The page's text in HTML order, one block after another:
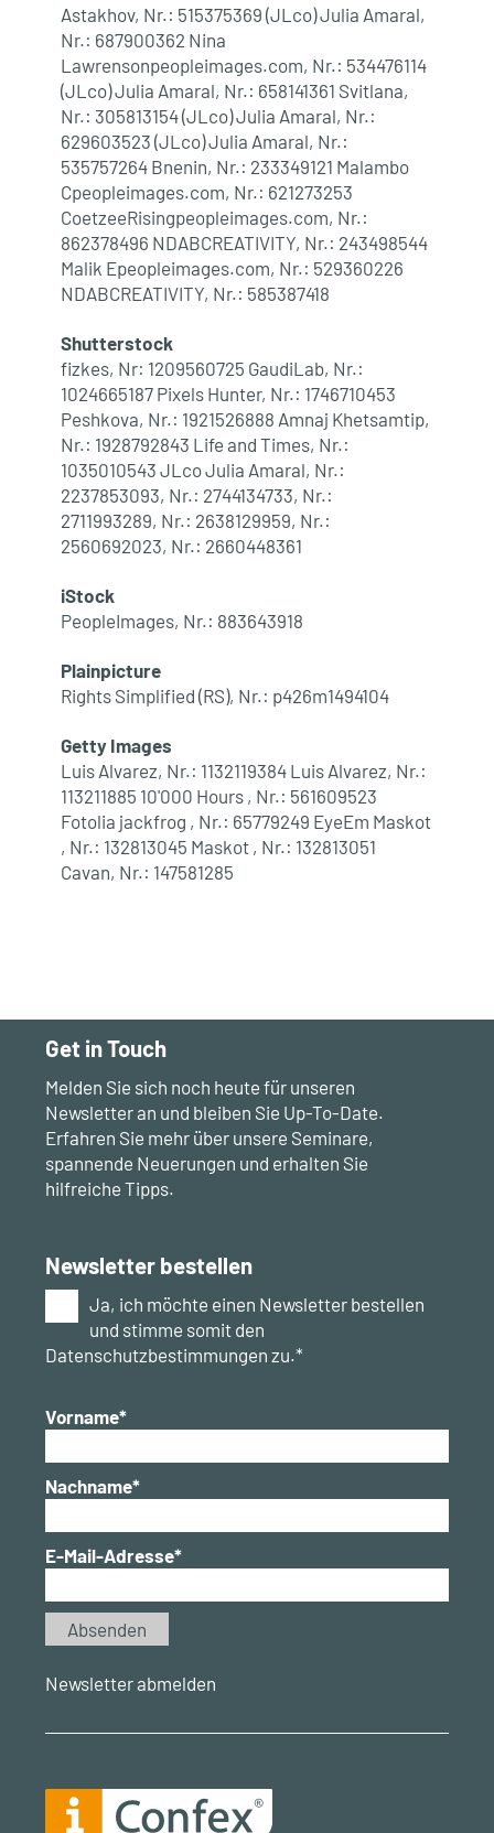
Astakhov, Nr.: 515375369 (JLco) Julia Amaral,
Nr.: 687900362 Nina
Lawrensonpeopleimages.com, Nr.: 534476114
(JLco) Julia Amaral, Nr.: 658141361 Svitlana,
Nr.: 305813154 (JLco) Julia Amaral, Nr.:
629603523 (JLco) Julia Amaral, Nr.:
535757264 Bnenin, Nr.: 233349121 Malambo
Cpeopleimages.com, Nr.: 621273253
CoetzeeRisingpeopleimages.com, Nr.:
862378496 NDABCREATIVITY, Nr.: 243498544
Malik Epeopleimages.com, Nr.: 529360226
NDABCREATIVITY, Nr.: 585387418
Shutterstock
fizkes, Nr: 1209560725 GaudiLab, Nr.:
1024665187 Pixels Hunter, Nr.: 1746710453
Peshkova, Nr.: 1921526888 Amnaj Khetsamtip,
Nr.: 1928792843 Life and Times, Nr.:
1035010543 JLco Julia Amaral, Nr.:
2237853093, Nr.: 2744134733, Nr.:
2711993289, Nr.: 2638129959, Nr.:
2560692023, Nr.: 2660448361
iStock
PeopleImages, Nr.: 883643918
Plainpicture
Rights Simplified (RS), Nr.: p426m1494104
Getty Images
Luis Alvarez, Nr.: 1132119384 Luis Alvarez, Nr.:
113211885 10'000 Hours , Nr.: 561609523
Fotolia jackfrog , Nr.: 65779249 EyeEm Maskot
, Nr.: 132813045 Maskot , Nr.: 132813051
Cavan, Nr.: 147581285
Get in Touch
Melden Sie sich noch heute für unseren
Newsletter an und bleiben Sie Up-To-Date.
Erfahren Sie mehr über unsere Seminare,
spannende Neuerungen und erhalten Sie
hilfreiche Tipps.
Newsletter bestellen
Ja, ich möchte einen Newsletter bestellen
und stimme somit den
Datenschutzbestimmungen zu.*
Vorname*
Nachname*
E-Mail-Adresse*
Newsletter abmelden